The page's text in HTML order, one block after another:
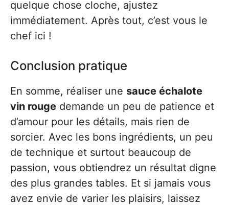
quelque chose cloche, ajustez
immédiatement. Après tout, c’est vous le
chef ici !
Conclusion pratique
En somme, réaliser une sauce échalote
vin rouge demande un peu de patience et
d’amour pour les détails, mais rien de
sorcier. Avec les bons ingrédients, un peu
de technique et surtout beaucoup de
passion, vous obtiendrez un résultat digne
des plus grandes tables. Et si jamais vous
avez envie de varier les plaisirs, laissez